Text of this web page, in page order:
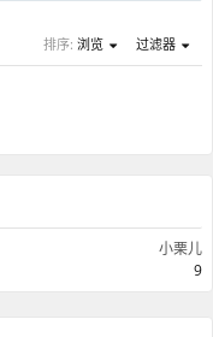
排序: 浏览 过滤器
小栗儿
9